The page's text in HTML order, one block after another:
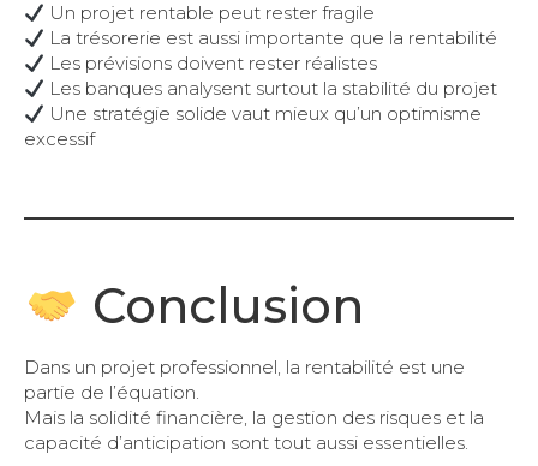
Un projet rentable peut rester fragile
La trésorerie est aussi importante que la rentabilité
Les prévisions doivent rester réalistes
Les banques analysent surtout la stabilité du projet
Une stratégie solide vaut mieux qu’un optimisme
excessif
Conclusion
Dans un projet professionnel, la rentabilité est une
partie de l’équation.
Mais la solidité financière, la gestion des risques et la
capacité d’anticipation sont tout aussi essentielles.